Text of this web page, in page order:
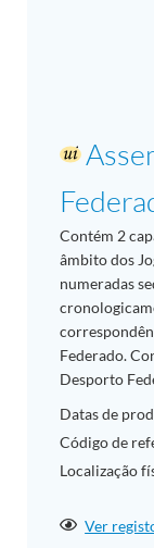
Contém 2
âmbito dos
numeradas
Federado.
Desporto
Datas de
Código de
Localização
Ver